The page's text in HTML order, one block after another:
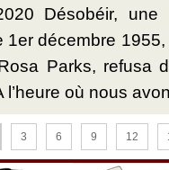
Désobéir, une
1er décembre
Parks, refusa
l’heure où nous
3 6 9 12